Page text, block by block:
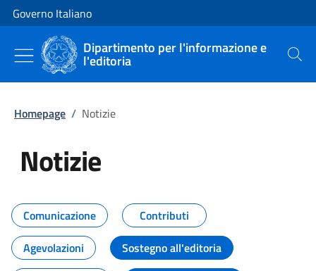
Vai al contenuto
Vai alla navigazione del sito
Governo Italiano
Dipartimento per l'informazione e
l'editoria Cerca
Homepage / Notizie
Notizie
Tutti i contenuti della pagina
Comunicazione
Contributi
Agevolazioni
Sostegno all'editoria